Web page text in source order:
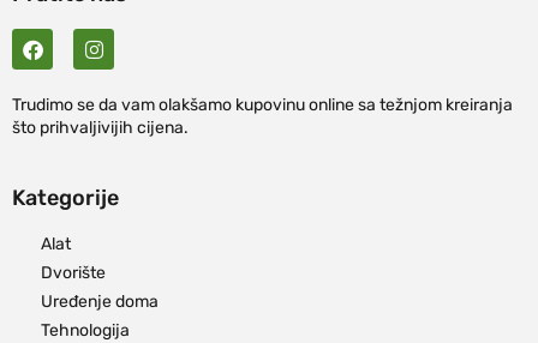
Trudimo se da vam olakšamo kupovinu online sa težnjom kreiranja
što prihvaljivijih cijena.
Kategorije
Alat
Dvorište
Uređenje doma
Tehnologija